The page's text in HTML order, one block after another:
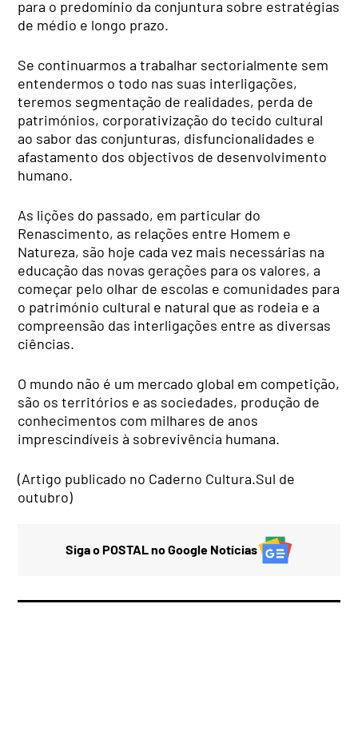
para o predomínio da conjuntura sobre estratégias
de médio e longo prazo.
Se continuarmos a trabalhar sectorialmente sem
entendermos o todo nas suas interligações,
teremos segmentação de realidades, perda de
patrimónios, corporativização do tecido cultural
ao sabor das conjunturas, disfuncionalidades e
afastamento dos objectivos de desenvolvimento
humano.
As lições do passado, em particular do
Renascimento, as relações entre Homem e
Natureza, são hoje cada vez mais necessárias na
educação das novas gerações para os valores, a
começar pelo olhar de escolas e comunidades para
o património cultural e natural que as rodeia e a
compreensão das interligações entre as diversas
ciências.
O mundo não é um mercado global em competição,
são os territórios e as sociedades, produção de
conhecimentos com milhares de anos
imprescindíveis à sobrevivência humana.
(Artigo publicado no Caderno Cultura.Sul de
outubro)
Siga o POSTAL no Google Notícias